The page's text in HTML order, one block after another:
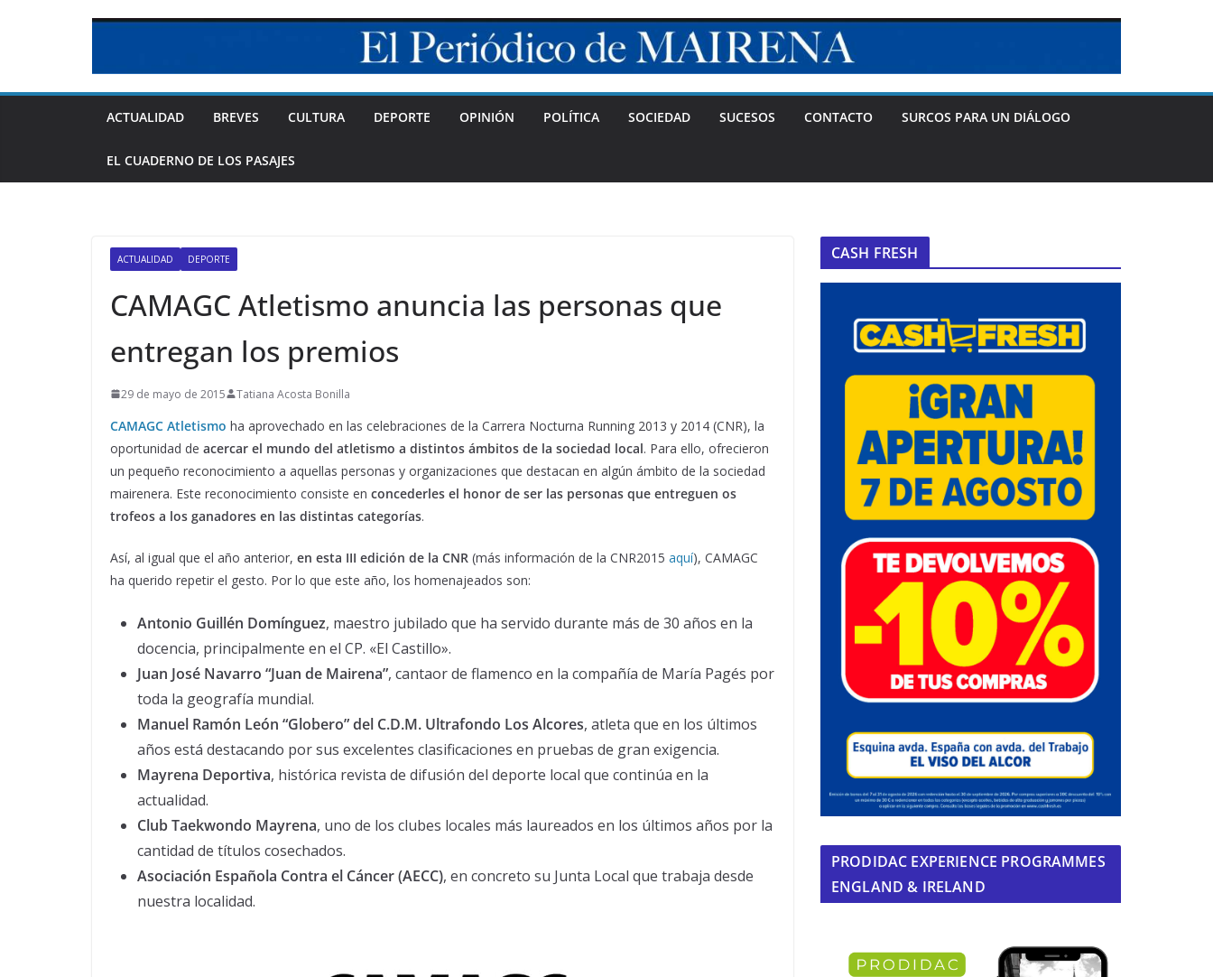
ACTUALIDAD BREVES CULTURA DEPORTE OPINIÓN POLÍTICA SOCIEDAD SUCESOS CONTACTO SURCOS PARA UN DIÁLOGO
EL CUADERNO DE LOS PASAJES
ACTUALIDAD DEPORTE
CAMAGC Atletismo anuncia las personas que
entregan los premios
29 de mayo de 2015 Tatiana Acosta Bonilla
CAMAGC Atletismo ha aprovechado en las celebraciones de la Carrera Nocturna Running 2013 y 2014 (CNR), la
oportunidad de acercar el mundo del atletismo a distintos ámbitos de la sociedad local. Para ello, ofrecieron
un pequeño reconocimiento a aquellas personas y organizaciones que destacan en algún ámbito de la sociedad
mairenera. Este reconocimiento consiste en concederles el honor de ser las personas que entreguen os
trofeos a los ganadores en las distintas categorías.
Así, al igual que el año anterior, en esta III edición de la CNR (más información de la CNR2015 aquí), CAMAGC
ha querido repetir el gesto. Por lo que este año, los homenajeados son:
Antonio Guillén Domínguez, maestro jubilado que ha servido durante más de 30 años en la
docencia, principalmente en el CP. «El Castillo».
Juan José Navarro “Juan de Mairena”, cantaor de flamenco en la compañía de María Pagés por
toda la geografía mundial.
Manuel Ramón León “Globero” del C.D.M. Ultrafondo Los Alcores, atleta que en los últimos
años está destacando por sus excelentes clasificaciones en pruebas de gran exigencia.
Mayrena Deportiva, histórica revista de difusión del deporte local que continúa en la
actualidad.
Club Taekwondo Mayrena, uno de los clubes locales más laureados en los últimos años por la
cantidad de títulos cosechados.
Asociación Española Contra el Cáncer (AECC), en concreto su Junta Local que trabaja desde
nuestra localidad.
CASH FRESH
PRODIDAC EXPERIENCE PROGRAMMES
ENGLAND & IRELAND